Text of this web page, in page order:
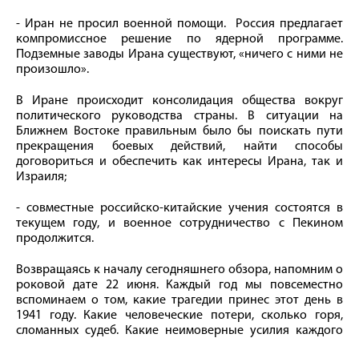
- Иран не просил военной помощи. Россия предлагает
компромиссное решение по ядерной программе.
Подземные заводы Ирана существуют, «ничего с ними не
произошло».
В Иране происходит консолидация общества вокруг
политического руководства страны. В ситуации на
Ближнем Востоке правильным было бы поискать пути
прекращения боевых действий, найти способы
договориться и обеспечить как интересы Ирана, так и
Израиля;
- совместные российско-китайские учения состоятся в
текущем году, и военное сотрудничество с Пекином
продолжится.
Возвращаясь к началу сегодняшнего обзора, напомним о
роковой дате 22 июня. Каждый год мы повсеместно
вспоминаем о том, какие трагедии принес этот день в
1941 году. Какие человеческие потери, сколько горя,
сломанных судеб. Какие неимоверные усилия каждого